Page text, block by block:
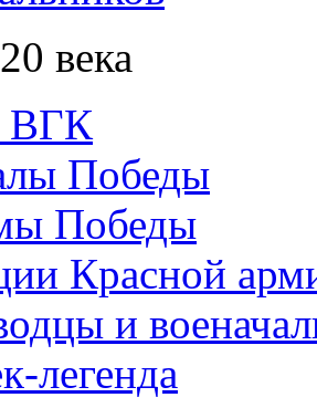
века
ВГК
Победы
Победы
Красной
и
легенда